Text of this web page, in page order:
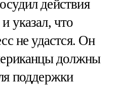
действия
указал, что
не удастся. Он
должны
поддержки